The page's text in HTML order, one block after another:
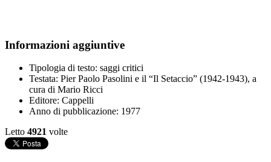
Informazioni aggiuntive
Tipologia di testo: saggi critici
Testata: Pier Paolo Pasolini e il “Il Setaccio” (1942-1943), a
cura di Mario Ricci
Editore: Cappelli
Anno di pubblicazione: 1977
Letto 4921 volte